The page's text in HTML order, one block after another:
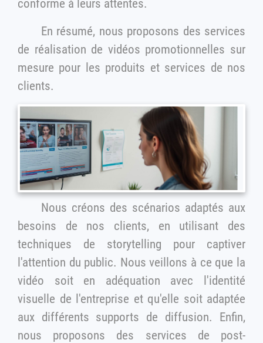
conforme à leurs attentes.
En résumé, nous proposons des services
de réalisation de vidéos promotionnelles sur
mesure pour les produits et services de nos
clients.
Nous créons des scénarios adaptés aux
besoins de nos clients, en utilisant des
techniques de storytelling pour captiver
l'attention du public. Nous veillons à ce que la
vidéo soit en adéquation avec l'identité
visuelle de l'entreprise et qu'elle soit adaptée
aux différents supports de diffusion. Enfin,
nous proposons des services de post-